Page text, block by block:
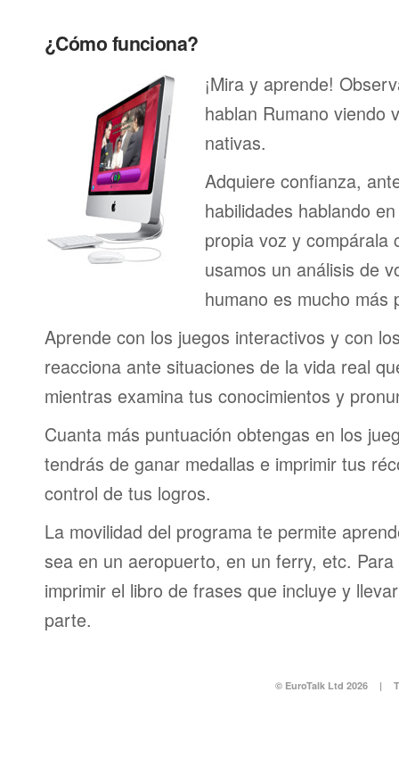
¿Cómo funciona?
¡Mira y aprende!
hablan Rumano viendo
nativas.
Adquiere confianza,
habilidades hablando
propia voz y compárala
usamos un análisis de
humano es mucho más
Aprende con los juegos interactivos y con
reacciona ante situaciones de la vida real
mientras examina tus conocimientos y
Cuanta más puntuación obtengas en los
tendrás de ganar medallas e imprimir tus
control de tus logros.
La movilidad del programa te permite
sea en un aeropuerto, en un ferry, etc.
imprimir el libro de frases que incluye y
parte.
© EuroTalk Ltd 2026 |